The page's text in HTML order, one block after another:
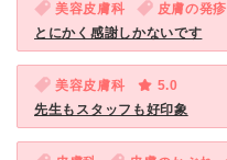
美容皮膚科 皮膚の発
とにかく感謝しかないです
美容皮膚科
5.0
先生もスタッフも好印象